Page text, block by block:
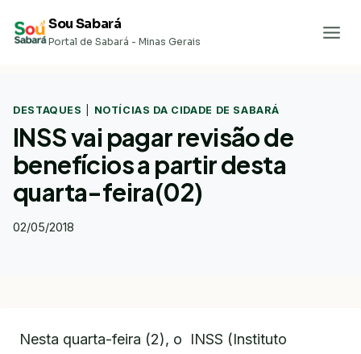
para
Sou Sabará
Portal de Sabará - Minas Gerais
DESTAQUES NOTÍCIAS DA CIDADE DE SABARÁ
INSS vai pagar revisão de
benefícios a partir desta
quarta-feira(02)
02/05/2018
Nesta quarta-feira (2), o INSS (Instituto